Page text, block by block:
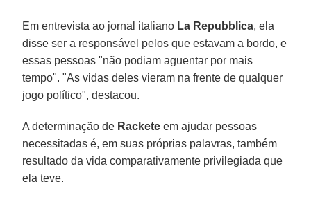
Em entrevista ao jornal italiano La Repubblica, ela
disse ser a responsável pelos que estavam a bordo, e
essas pessoas "não podiam aguentar por mais
tempo". "As vidas deles vieram na frente de qualquer
jogo político", destacou.
A determinação de Rackete em ajudar pessoas
necessitadas é, em suas próprias palavras, também
resultado da vida comparativamente privilegiada que
ela teve.